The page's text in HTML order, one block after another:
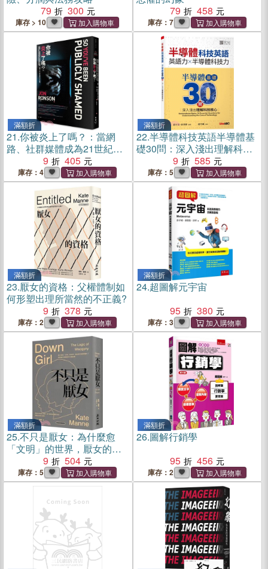
79
300
庫存 > 10
79
458
庫存：7
滿額折
21.你被炎上了嗎？：當網
路、社群媒體成為21世紀版
公然羞辱、獵巫、對人投石
洩憤的公共廣場，理性討論
與言論自由的未來將何去何
9 405
庫存：4
滿額折
22.半導體科技英語半導體基
礎30問：深入淺出理解科技
9 585
庫存：5
滿額折
23.厭女的資格：父權體制如
何形塑出理所當然的不正義?
9
378
庫存：2
滿額折
24.超圖解元宇宙
95
380
庫存：3
滿額折
25.不只是厭女：為什麼愈
「文明」的世界，厭女的力
量愈強大？拆解當今最精密
的父權敘事【時代前行暢銷
新版】
9 504
庫存：5
滿額折
26.圖解行銷學
95
456
庫存：2